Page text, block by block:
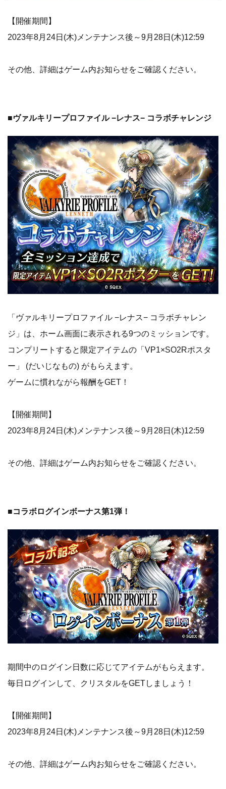
【開催期間】
2023年8月24日(木)メンテナンス後～9月28日(木)12:59
その他、詳細はゲーム内お知らせをご確認ください。
■ヴァルキリープロファイル −レナス− コラボチャレンジ
「ヴァルキリープロファイル −レナス− コラボチャレン
ジ」は、ホーム画面に表示される9つのミッションです。
コンプリートすると限定アイテムの「VP1×SO2Rポスタ
ー」 (だいじなもの) がもらえます。
ゲームに慣れながら報酬をGET！
【開催期間】
2023年8月24日(木)メンテナンス後～9月28日(木)12:59
その他、詳細はゲーム内お知らせをご確認ください。
■コラボログインボーナス第1弾！
期間中のログイン日数に応じてアイテムがもらえます。
毎日ログインして、クリスタルをGETしましょう！
【開催期間】
2023年8月24日(木)メンテナンス後～9月28日(木)12:59
その他、詳細はゲーム内お知らせをご確認ください。